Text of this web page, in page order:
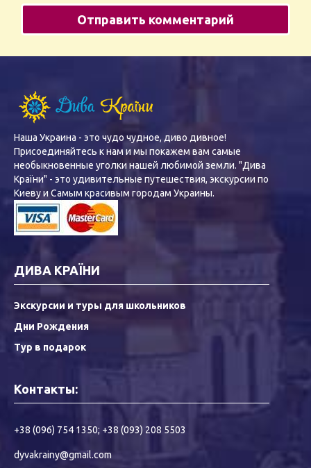
Наша Украина - это чудо чудное, диво дивное!
Присоединяйтесь к нам и мы покажем вам самые
необыкновенные уголки нашей любимой земли. "Дива
Країни" - это удивительные путешествия, экскурсии по
Киеву и Самым красивым городам Украины.
ДИВА КРАЇНИ
Экскурсии и туры для школьников
Дни Рождения
Тур в подарок
Контакты:
+38 (096) 754 1350; +38 (093) 208 5503
dyvakrainy@gmail.com